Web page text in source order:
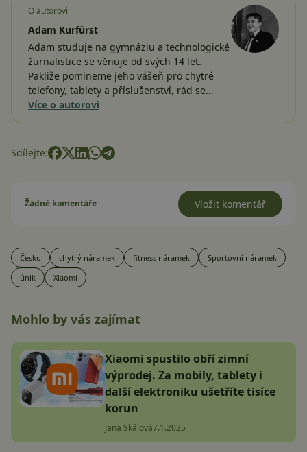
O autorovi
Adam Kurfürst
Adam studuje na gymnáziu a technologické
žurnalistice se věnuje od svých 14 let.
Pakliže pomineme jeho vášeň pro chytré
telefony, tablety a příslušenství, rád se…
Více o autorovi
Sdílejte:
Žádné komentáře Vložit komentář
Česko chytrý náramek fitness náramek
Sportovní náramek
únik
Xiaomi
Mohlo by vás zajímat
Xiaomi spustilo obří zimní
výprodej. Za mobily, tablety i
další elektroniku ušetříte tisíce
korun
Jana Skálová7.1.2025